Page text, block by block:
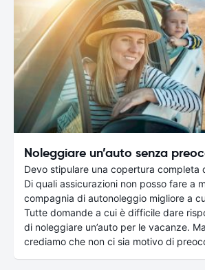
Noleggiare un’auto senza
Devo stipulare una copertura completa
Di quali assicurazioni non posso fare a
compagnia di autonoleggio migliore a
Tutte domande a cui è difficile dare
di noleggiare un’auto per le vacanze.
crediamo che non ci sia motivo di